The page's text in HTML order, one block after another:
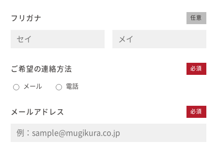
フリガナ 任意
ご希望の連絡方法 必須
メール 電話
メールアドレス 必須